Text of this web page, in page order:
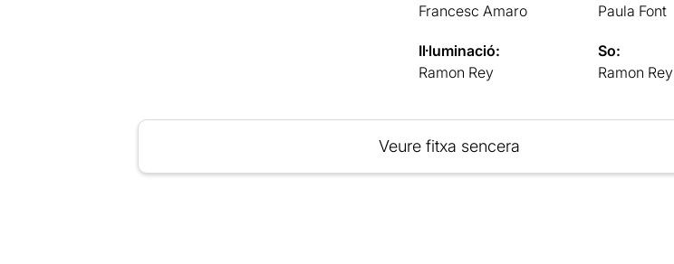
Francesc Amaro
Paula Font
Il·luminació:
Ramon Rey
So:
Ramon Rey
Veure fitxa sencera